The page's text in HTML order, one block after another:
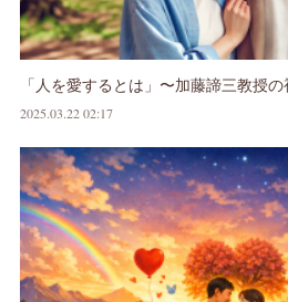
「人を愛するとは」〜加藤諦三教授
2025.03.22 02:17